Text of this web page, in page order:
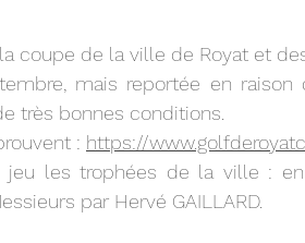
coupe de la ville de Royat et
mais reportée en
très bonnes conditions.
: https://
les trophées de la ville :
par Hervé GAILLARD.